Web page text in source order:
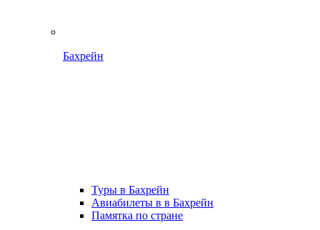
Бахрейн
Туры в Бахрейн
Авиабилеты в в Бахрейн
Памятка по стране